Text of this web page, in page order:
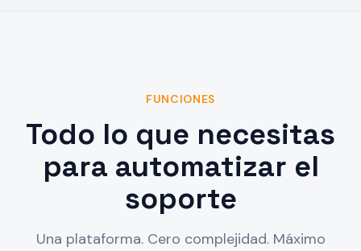
FUNCIONES
Todo lo que necesitas
para automatizar el
soporte
Una plataforma. Cero complejidad. Máximo